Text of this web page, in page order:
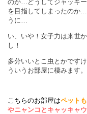
のか…どうしてジャッキ
を目指してしまったのか
うに…
い、いや！女子力は来世
し！
多分いいとこ虫とかです
ういうお部屋に棲みます
こちらのお部屋はペット
やニャンコとキャッキャ